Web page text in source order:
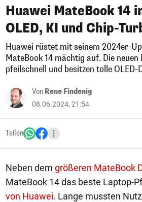
Huawei MateBook 14
OLED, KI und Chip-
Huawei rüstet mit seinem 2024er-
MateBook 14 mächtig auf. Die neuen
pfeilschnell und besitzen tolle OLED-
Von Rene Findenig
08.06.2024, 21:54
Teilen
Neben dem größeren MateBook
MateBook 14 das beste Laptop-
von Huawei. Lange mussten